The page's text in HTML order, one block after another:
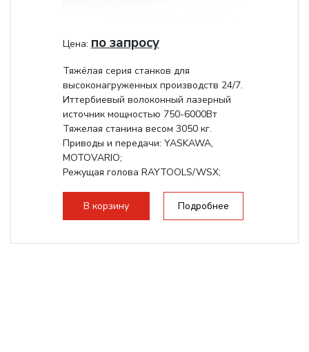
Цена: по запросу
Тяжёлая серия станков для
высоконагруженных производств 24/7.
Иттербиевый волоконный лазерный
источник мощностью 750-6000Вт
Тяжелая станина весом 3050 кг.
Приводы и передачи: YASKAWA,
MOTOVARIO;
Режущая голова RAYTOOLS/WSX;
В корзину Подробнее